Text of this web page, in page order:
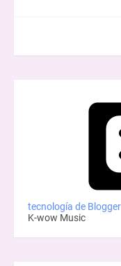
tecnología de Blogger
K-wow Music